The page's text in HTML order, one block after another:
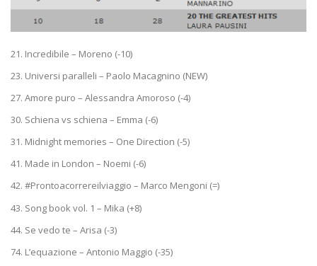
21. Incredibile – Moreno (-10)
23. Universi paralleli – Paolo Macagnino (NEW)
27. Amore puro – Alessandra Amoroso (-4)
30. Schiena vs schiena – Emma (-6)
31. Midnight memories – One Direction (-5)
41. Made in London – Noemi (-6)
42. #Prontoacorrereilviaggio – Marco Mengoni (=)
43. Song book vol. 1 – Mika (+8)
44. Se vedo te – Arisa (-3)
74. L’equazione – Antonio Maggio (-35)